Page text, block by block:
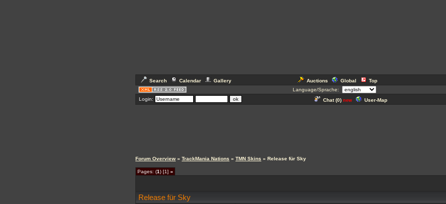
Search Calendar Gallery Auctions Global
Top
Language/Sprache:
Login:
Chat (0) new User-Map
Forum Overview » TrackMania Nations » TMN Skins » Release für Sky
Pages: (1) [1] »
Release für Sky